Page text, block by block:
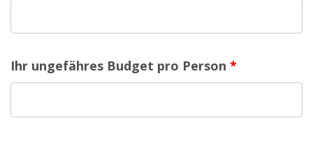
Ihr ungefähres Budget pro Person *